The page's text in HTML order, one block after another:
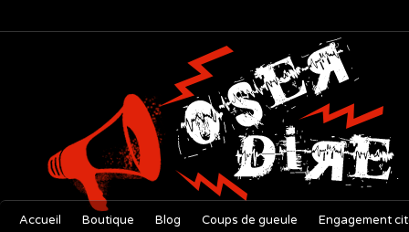
Accueil Boutique Blog Coups de gueule Engagement